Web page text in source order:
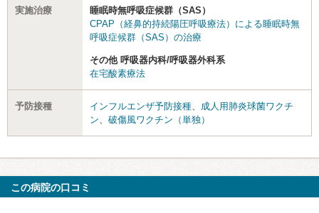
実施治療
睡眠時無呼吸症候群（SAS）
CPAP（経鼻的持続陽圧呼吸療法）による睡眠時無
呼吸症候群（SAS）の治療
その他 呼吸器内科/呼吸器外科系
在宅酸素療法
予防接種 インフルエンザ予防接種、 成人用肺炎球菌ワクチ
ン、 破傷風ワクチン（単独）
この病院の口コミ